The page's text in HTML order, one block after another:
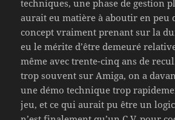
techniques, une phase de gestion
aurait eu matière à aboutir en peu
concept vraiment prenant sur la
eu le mérite d’être demeuré
même avec trente-cinq ans de
trop souvent sur Amiga, on a
une démo technique trop
jeu, et ce qui aurait pu être un